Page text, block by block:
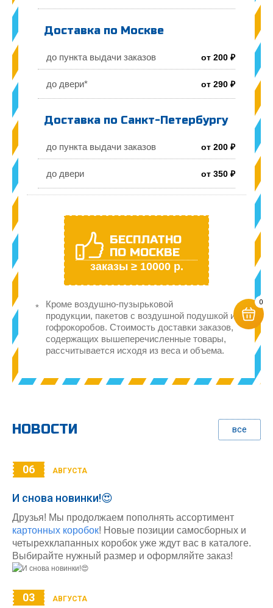
Доставка по Москве
до пункта выдачи заказов от 200 ₽
до двери* от 290 ₽
Доставка по Санкт-Петербургу
до пункта выдачи заказов от 200 ₽
до двери от 350 ₽
БЕСПЛАТНО
ПО МОСКВЕ
заказы ≥ 10000 р.
Кроме воздушно-пузырьковой
продукции, пакетов с воздушной подушкой и
гофрокоробов. Стоимость доставки заказов,
содержащих вышеперечисленные товары,
рассчитывается исходя из веса и объема.
НОВОСТИ все
06 АВГУСТА
И снова новинки!😍
Друзья! Мы продолжаем пополнять ассортимент
картонных коробок! Новые позиции самосборных и
четырехклапанных коробок уже ждут вас в каталоге.
Выбирайте нужный размер и оформляйте заказ!
03 АВГУСТА
0